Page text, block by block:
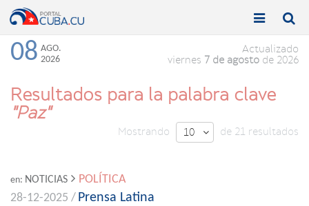
Toggle

Toggle

08 AGO.
2026
Actualizado
viernes 7 de agosto de 2026
Resultados para la palabra clave
"Paz"
Mostrando 10  de 21 resultados
en: NOTICIAS
POLÍTICA
28-12-2025 / Prensa Latina